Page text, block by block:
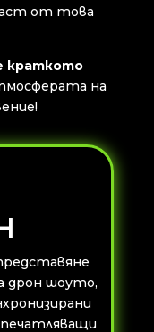
от това
краткото
на
дрон шоуто,